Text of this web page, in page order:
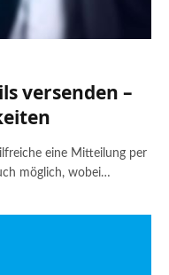
versenden –
eine Mitteilung per
möglich, wobei…